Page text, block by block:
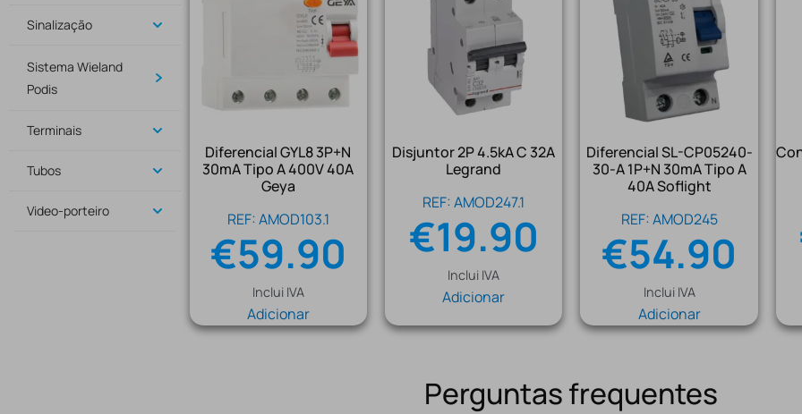
Sinalização
Sistema Wieland
Podis
Terminais
Tubos
Video-porteiro
Diferencial GYL8 3P+N
30mA Tipo A 400V 40A
Geya
REF: AMOD103.1
€59.90
Inclui IVA
Adicionar
Disjuntor 2P 4.5kA C 32A
Legrand
REF: AMOD247.1
€19.90
Inclui IVA
Adicionar
Diferencial SL-CP05240-
30-A 1P+N 30mA Tipo A
40A Soflight
REF: AMOD245
€54.90
Inclui IVA
Adicionar
Perguntas frequentes